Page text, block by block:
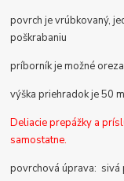
povrch je vrúbkovaný,
poškrabaniu
príborník je možné
výška priehradok je 50
Deliacie prepážky a
samostatne.
povrchová úprava: sivá